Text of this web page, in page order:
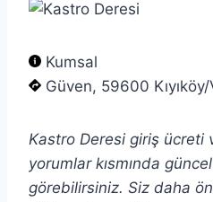
Kumsal
Güven, 59600
Kastro Deresi giriş ücreti
yorumlar kısmında
görebilirsiniz. Siz daha